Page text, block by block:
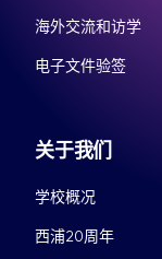
海外交流和访学
电子文件验签
关于我们
学校概况
西浦20周年